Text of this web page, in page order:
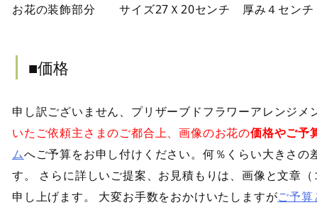
お花の装飾部分 サイズ27Ｘ20センチ 厚み４センチ
■価格
申し訳ございません、プリザーブドフラワーアレンジ
いたご依頼主さまのご都合上、画像のお花の価格やご予
ムへご予算をお申し付けください。何％くらい大きさの
す。 さらに詳しいご提案、お見積もりは、画像と文章
申し上げます。 大変お手数をおかけいたしますがご予